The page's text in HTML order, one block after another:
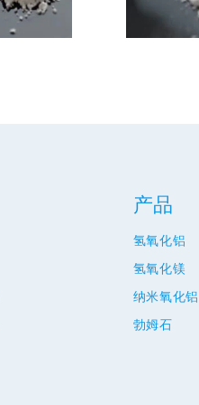
产品
氢氧化铝
氢氧化镁
纳米氧化铝
勃姆石